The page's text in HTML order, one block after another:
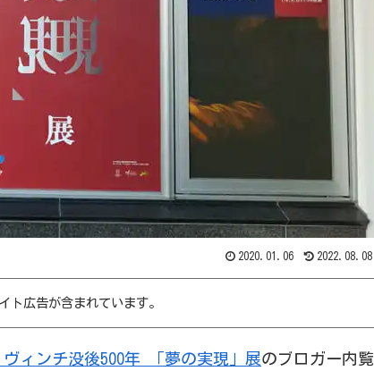
2020.01.06 2022.08.08
ト広告が含まれています。
ヴィンチ没後500年 「夢の実現」展のブロガー内覧